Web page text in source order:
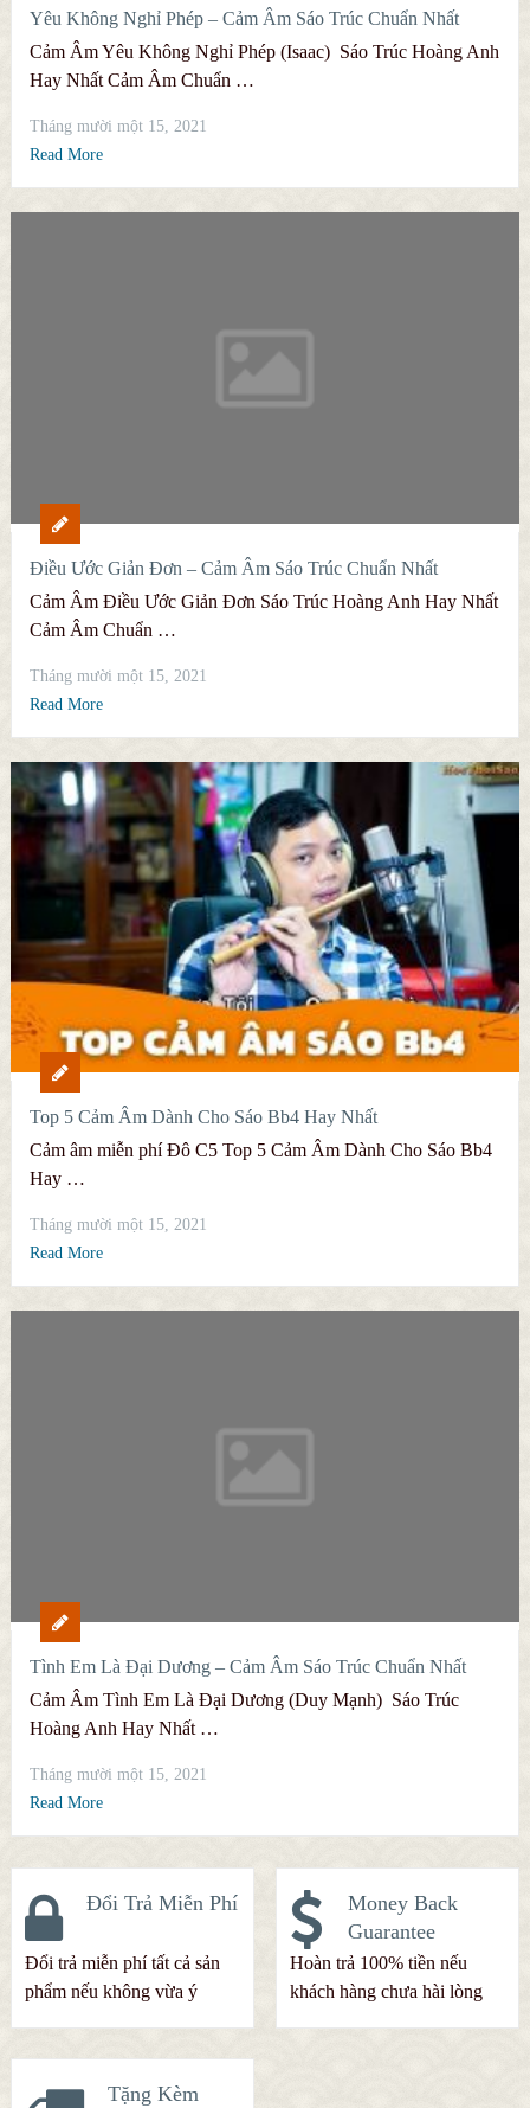
Yêu Không Nghỉ Phép – Cảm Âm Sáo Trúc Chuẩn Nhất
Cảm Âm Yêu Không Nghỉ Phép (Isaac) Sáo Trúc Hoàng Anh
Hay Nhất Cảm Âm Chuẩn …
Tháng mười một 15, 2021
Read More
Điều Ước Giản Đơn – Cảm Âm Sáo Trúc Chuẩn Nhất
Cảm Âm Điều Ước Giản Đơn Sáo Trúc Hoàng Anh Hay Nhất
Cảm Âm Chuẩn …
Tháng mười một 15, 2021
Read More
Top 5 Cảm Âm Dành Cho Sáo Bb4 Hay Nhất
Cảm âm miễn phí Đô C5 Top 5 Cảm Âm Dành Cho Sáo Bb4
Hay …
Tháng mười một 15, 2021
Read More
Tình Em Là Đại Dương – Cảm Âm Sáo Trúc Chuẩn Nhất
Cảm Âm Tình Em Là Đại Dương (Duy Mạnh) Sáo Trúc
Hoàng Anh Hay Nhất …
Tháng mười một 15, 2021
Read More
Đổi Trả Miễn Phí
Đổi trả miễn phí tất cả sản
phẩm nếu không vừa ý
Money Back
Guarantee
Hoàn trả 100% tiền nếu
khách hàng chưa hài lòng
Tặng Kèm